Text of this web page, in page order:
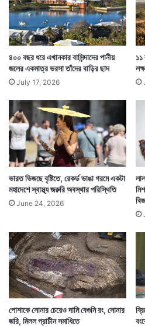
বারে ঢেউ নেই কেন তা নিয়ে
অথচ এই বারের উপরিভাগে ঢেউ
যিনি এই বারটি পেয়েছিলেন তিনি
বিষয়টি ওই সংস্থার নজরে আনার
করছিলেন যে এটা উৎপাদনের
কোনও কারণ।
র
খুঁ
জে
পে
লে
ন
বি
রা
৪০০ বছর ধরে এখানকার বাসিন্দাদের পানীয়
জলের একমাত্র ভরসা তাঁদের বাড়ির ছাদ
July 17, 2026
১১
ভারত ভিজছে বৃষ্টিতে, রেকর্ড ভাঙা গরমে একটা
মহাদেশে স্বাস্থ্য জরুরি অবস্থার পরিস্থিতি
June 24, 2026
পোশাকে সোনার চেয়েও দামি বেগুনি রং, সোনার
জরি, মিলল প্রাচীন সমাধিতে